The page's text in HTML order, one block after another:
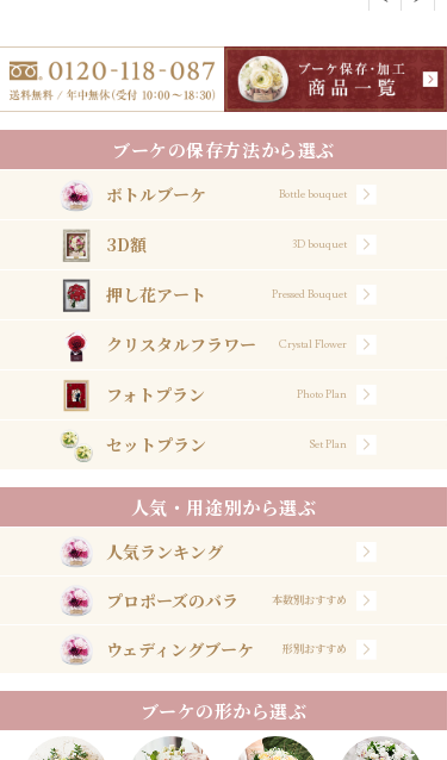
ブーケの保存方法から選ぶ
ボトルブーケ Bottle bouquet
3D額 3D bouquet
押し花アート Pressed Bouquet
クリスタルフラワー Crystal Flower
フォトプラン Photo Plan
セットプラン Set Plan
人気・用途別から選ぶ
人気ランキング
プロポーズのバラ 本数別おすすめ
ウェディングブーケ 形別おすすめ
ブーケの形から選ぶ